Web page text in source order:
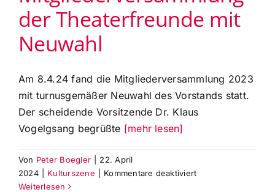
der Theaterfreunde mit
Neuwahl
Am 8.4.24 fand die Mitgliederversammlung 2023
mit turnusgemäßer Neuwahl des Vorstands statt.
Der scheidende Vorsitzende Dr. Klaus
Vogelgsang begrüßte [mehr lesen]
Von Peter Boegler
22. April
2024
Kulturszene Kommentare deaktiviertfür
Weiterlesen